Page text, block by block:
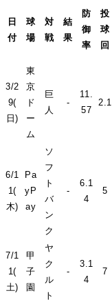
日
付
球
場
対
戦
結
果
防
御
率
投
球
回
3/2
9(
日)
東
京
ド
ー
ム
巨
人
-
11.
57
2.1
6/1
1(
木)
Pa
yP
ay
ソ
フ
ト
バ
ン
ク
-
6.1
4
5
7/1
1(
土)
甲
子
園
ヤ
ク
ル
ト
-
3.1
4
7